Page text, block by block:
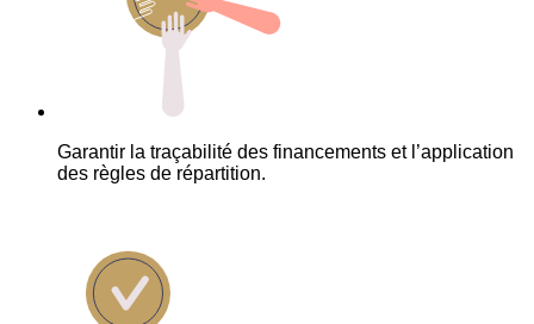
Garantir la traçabilité des financements et l’application
des règles de répartition.